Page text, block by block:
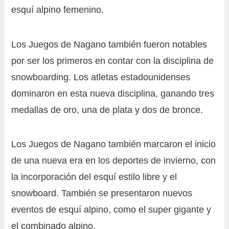
esquí alpino femenino.
Los Juegos de Nagano también fueron notables
por ser los primeros en contar con la disciplina de
snowboarding. Los atletas estadounidenses
dominaron en esta nueva disciplina, ganando tres
medallas de oro, una de plata y dos de bronce.
Los Juegos de Nagano también marcaron el inicio
de una nueva era en los deportes de invierno, con
la incorporación del esquí estilo libre y el
snowboard. También se presentaron nuevos
eventos de esquí alpino, como el super gigante y
el combinado alpino.